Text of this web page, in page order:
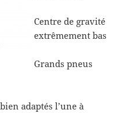
Centre de gravité
extrêmement bas
Grands pneus
adaptés l’une à